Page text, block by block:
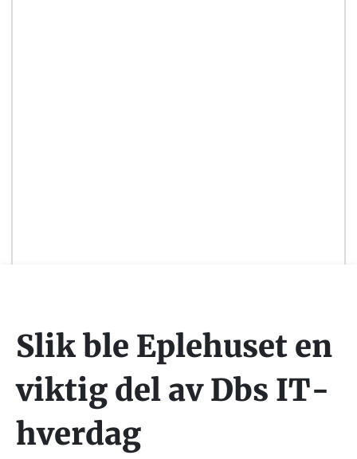
Slik ble Eplehuset en
viktig del av Dbs IT-
hverdag